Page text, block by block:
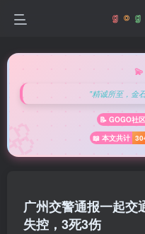
"精诚所至，金
📝 GOGO社
📖 本文共计
广州交警通报一起交
失控，3死3伤